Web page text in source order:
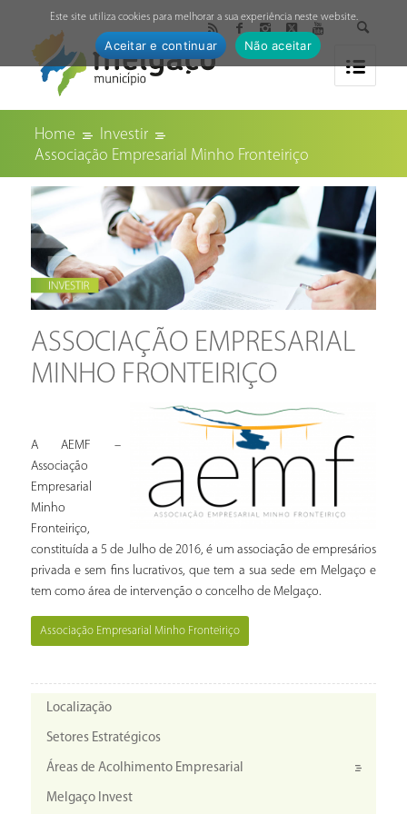
Home
Investir
Associação Empresarial Minho Fronteiriço
ASSOCIAÇÃO EMPRESARIAL
MINHO FRONTEIRIÇO
A AEMF –
Associação
Empresarial
Minho
Fronteiriço,
constituída a 5 de Julho de 2016, é um associação deempresários
privada e sem fins lucrativos, que tem a sua sede em Melgaço e
tem como área de intervenção o concelho de Melgaço.
Associação Empresarial Minho Fronteiriço
Localização
Setores Estratégicos
Áreas de Acolhimento Empresarial
Melgaço Invest
Este site utiliza cookies para melhorar a sua experiência neste website.
Aceitar e continuar Não aceitar